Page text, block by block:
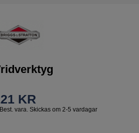
KR
Best. vara. Skickas om 2-5 vardagar